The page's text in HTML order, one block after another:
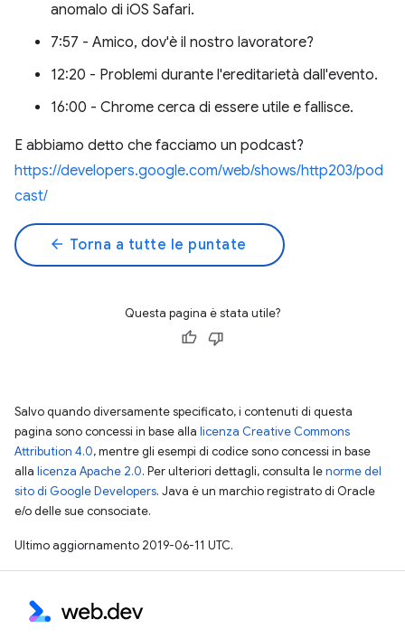
anomalo di iOS Safari.
7:57 - Amico, dov'è il nostro lavoratore?
12:20 - Problemi durante l'ereditarietà dall'evento.
16:00 - Chrome cerca di essere utile e fallisce.
E abbiamo detto che facciamo un podcast?
https://developers.google.com/web/shows/http203/pod
cast/
arrow_back Torna a tutte le puntate
Questa pagina è stata utile?
Salvo quando diversamente specificato, i contenuti di questa
pagina sono concessi in base alla licenza Creative Commons
Attribution 4.0, mentre gli esempi di codice sono concessi in base
alla licenza Apache 2.0. Per ulteriori dettagli, consulta lenorme del
sito di Google Developers. Java è un marchio registrato di Oracle
e/o delle sue consociate.
Ultimo aggiornamento 2019-06-11 UTC.